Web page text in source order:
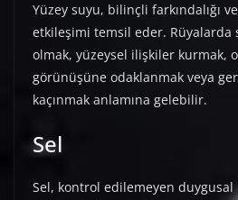
Yüzey suyu, bilinçli farkındalığı
etkileşimi temsil eder. Rüyalarda
olmak, yüzeysel ilişkiler kurmak,
görünüşüne odaklanmak veya
kaçınmak anlamına gelebilir.
Sel
Sel, kontrol edilemeyen duygusal